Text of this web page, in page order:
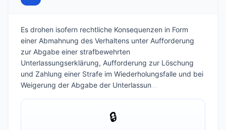
Es drohen isofern rechtliche Konsequenzen in Form
einer Abmahnung des Verhaltens unter Aufforderung
zur Abgabe einer strafbewehrten
Unterlassungserklärung, Aufforderung zur Löschung
und Zahlung einer Strafe im Wiederholungsfalle und bei
Weigerung der Abgabe der Unterlassun...
🔒